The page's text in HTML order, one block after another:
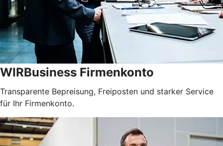
WIRBusiness Firmenkonto
Transparente Bepreisung, Freiposten und starker Service
für Ihr Firmenkonto.